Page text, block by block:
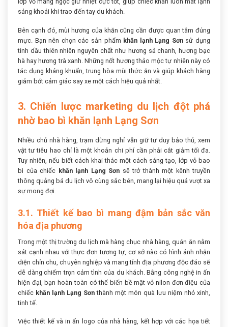
sảng khoái khi trao đến tay du khách.
Bên cạnh đó, mùi hương của khăn cũng cần được quan tâm đúng
mực. Bạn nên chọn các sản phẩm khăn lạnh Lạng Sơnsử dụng
tinh dầu thiên nhiên nguyên chất như hương sả chanh, hương bạc
hà hay hương trà xanh. Những nốt hương thảo mộc tự nhiên này có
tác dụng kháng khuẩn, trung hòa mùi thức ăn và giúp khách hàng
giảm bớt cảm giác say xe một cách hiệu quả nhất.
3. Chiến lược marketing du lịch đột phá
nhờ bao bì khăn lạnh Lạng Sơn
Nhiều chủ nhà hàng, trạm dừng nghỉ vẫn giữ tư duy bảo thủ, xem
vật tư tiêu hao chỉ là một khoản chi phí cần phải cắt giảm tối đa.
Tuy nhiên, nếu biết cách khai thác một cách sáng tạo, lớp vỏ bao
bì của chiếc khăn lạnh Lạng Sơn sẽ trở thành một kênh truyền
thông quảng bá du lịch vô cùng sắc bén, mang lại hiệu quả vượt xa
sự mong đợi.
3.1. Thiết kế bao bì mang đậm bản sắc văn
hóa địa phương
Trong một thị trường du lịch mà hàng chục nhà hàng, quán ăn nằm
sát cạnh nhau với thực đơn tương tự, cơ sở nào có hình ảnh nhận
diện chỉn chu, chuyên nghiệp và mang tính địa phương độc đáo sẽ
dễ dàng chiếm trọn cảm tình của du khách. Bằng công nghệ in ấn
hiện đại, bạn hoàn toàn có thể biến bề mặt vỏ nilon đơn điệu của
chiếc khăn lạnh Lạng Sơn thành một món quà lưu niệm nhỏ xinh,
tinh tế.
Việc thiết kế và in ấn logo của nhà hàng, kết hợp với các họa tiết